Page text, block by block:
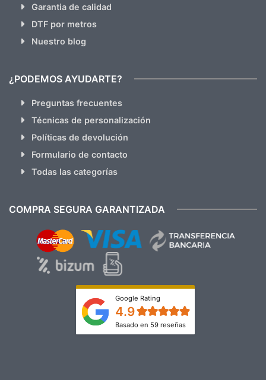
Garantia de calidad
DTF por metros
Nuestro blog
¿PODEMOS AYUDARTE?
Preguntas frecuentes
Técnicas de personalización
Políticas de devolución
Formulario de contacto
Todas las categorías
COMPRA SEGURA GARANTIZADA
Google Rating
4.9
Basado en 59 reseñas